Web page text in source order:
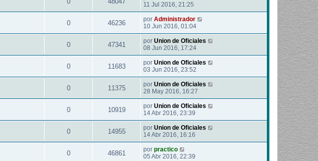
11 Jul 2016, 21:25
0 46236 por Administrador
10 Jun 2016, 01:04
0 47341 por Union de Oficiales
08 Jun 2016, 17:24
0 11683 por Union de Oficiales
03 Jun 2016, 23:52
0 11375 por Union de Oficiales
28 May 2016, 16:27
0 10919 por Union de Oficiales
14 Abr 2016, 23:39
0 14955 por Union de Oficiales
14 Abr 2016, 16:16
0 46861 por practico
05 Abr 2016, 22:39